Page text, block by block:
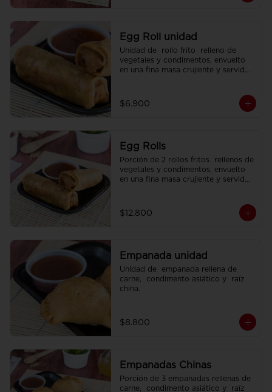
Egg Roll unidad
Unidad de  rollo frito  relleno de
vegetales y condimentos, envuelto
en una fina masa crujiente y servido
$6.900
Egg Rolls
Porción de 2 rollos fritos  rellenos de
vegetales y condimentos, envuelto
en una fina masa crujiente y servidos
$12.800
Empanada unidad
Unidad de  empanada rellena de
carne,  condimento asiático y  raíz
china.
$8.800
Empanadas Chinas
Porción de 3 empanadas rellenas de
carne,  condimento asiático y  raíz